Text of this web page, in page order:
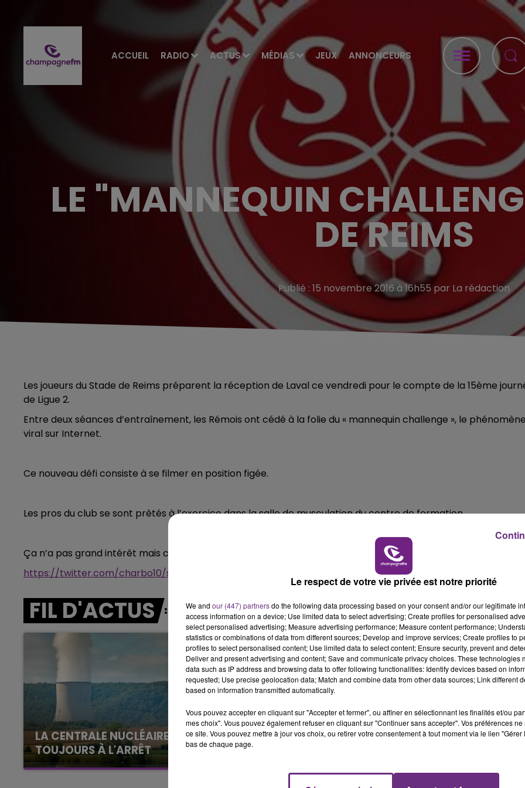
ACCUEIL RADIO ACTUS MÉDIAS JEUX ANNONCEURS
BEST OF LE WEEK-END CHAMPAGNE FM
LE "MANNEQUIN
DE REIMS
Publié : 15 novembre 2016 à 16h55 par La rédaction
Les joueurs du Stade de Reims préparent la réception de Laval ce vendredi pour le compte de la 15ème
de Ligue 2.
Entre deux séances d’entraînement, les Rémois ont cédé à la folie du « mannequin challenge », le phénomène
viral sur Internet.
Ce nouveau défi consiste à se filmer en position figée.
Les pros du club se sont prêtés à l’exercice dans la salle de musculation du centre de formation.
Ça n’a pas grand intérêt mais c’est plutôt réussi.
https://twitter.com/charbo10/status/798448898855632896
FIL D'ACTUS
LA CENTRALE NUCLÉAIRE DE CHOOZ
TOUJOURS À L'ARRÊT
Cela fait déjà une semaine que la centrale
LE MAGASIN JOUÉCLUB DE REIMS FERME
rémois. Le magasin JouéClub est contraint de
Le respect de votre vie privée est notre priorité
We and our (447) partnersdo the following data processing based on your consent and/or our legitimate
access information on a device; Use limited data to select advertising; Create profiles for personalised
select personalised advertising; Measure advertising performance; Measure content performance;
statistics or combinations of data from different sources; Develop and improve services; Create profiles to
profiles to select personalised content; Use limited data to select content; Ensure security, prevent and
Deliver and present advertising and content; Save and communicate privacy choices. These technologies
data such as IP address and browsing data to offer following functionalities: Identify devices based on
requested; Use precise geolocation data; Match and combine data from other data sources; Link different
based on information transmitted automatically.
Vous pouvez accepter en cliquant sur "Accepter et fermer", ou affiner en sélectionnant les finalités et/ou
mes choix". Vous pouvez également refuser en cliquant sur "Continuer sans accepter". Vos préférences
ce site. Vous pouvez mettre à jour vos choix, ou retirer votre consentement à tout moment via le lien
bas de chaque page.